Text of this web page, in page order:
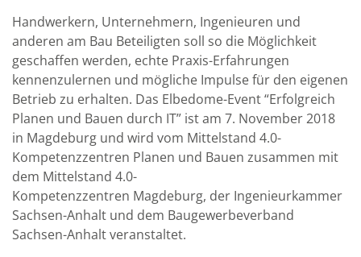
Handwerkern, Unternehmern, Ingenieuren und
anderen am Bau Beteiligten soll so die Möglichkeit
geschaffen werden, echte Praxis-Erfahrungen
kennenzulernen und mögliche Impulse für den eigenen
Betrieb zu erhalten. Das Elbedome-Event “Erfolgreich
Planen und Bauen durch IT” ist am 7. November 2018
in Magdeburg und wird vom Mittelstand 4.0-
Kompetenzzentren Planen und Bauen zusammen mit
dem Mittelstand 4.0-
Kompetenzzentren Magdeburg, der Ingenieurkammer
Sachsen-Anhalt und dem Baugewerbeverband
Sachsen-Anhalt veranstaltet.